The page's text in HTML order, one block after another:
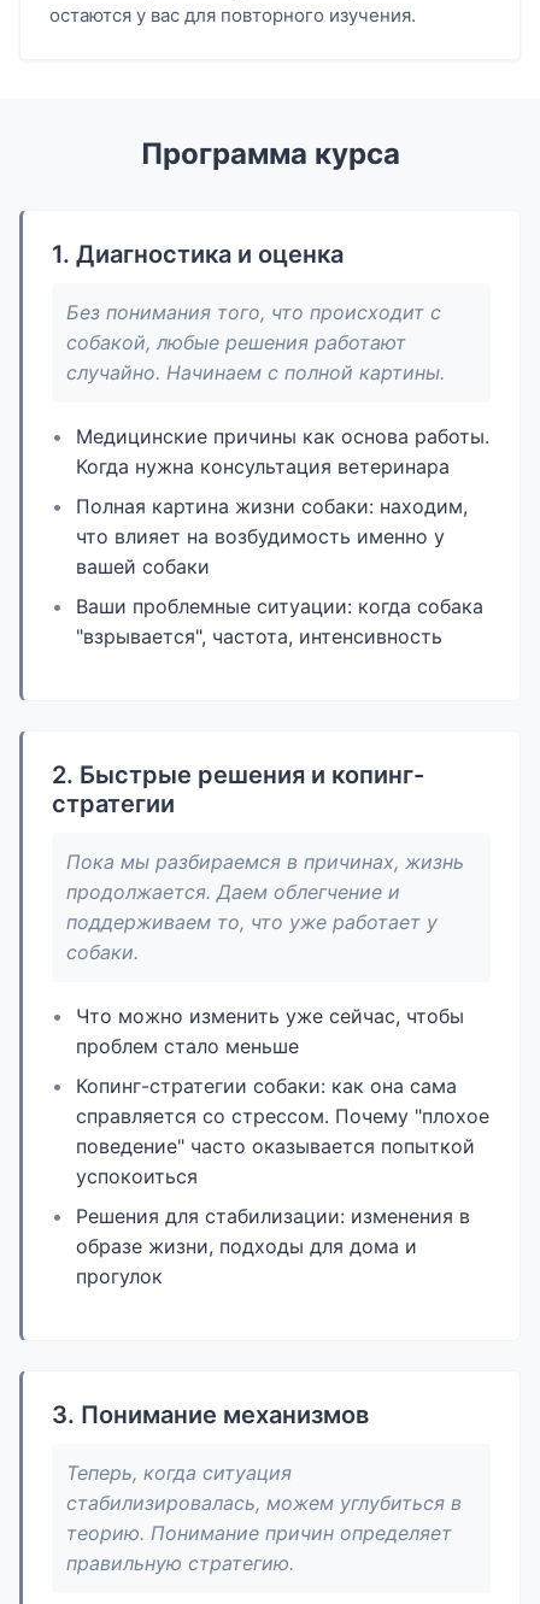
остаются у вас для повторного изучения.
Программа курса
1. Диагностика и оценка
Без понимания того, что происходит с
собакой, любые решения работают
случайно. Начинаем с полной картины.
Медицинские причины как основа работы.
Когда нужна консультация ветеринара
Полная картина жизни собаки: находим,
что влияет на возбудимость именно у
вашей собаки
Ваши проблемные ситуации: когда собака
"взрывается", частота, интенсивность
2. Быстрые решения и копинг-
стратегии
Пока мы разбираемся в причинах, жизнь
продолжается. Даем облегчение и
поддерживаем то, что уже работает у
собаки.
Что можно изменить уже сейчас, чтобы
проблем стало меньше
Копинг-стратегии собаки: как она сама
справляется со стрессом. Почему "плохое
поведение" часто оказывается попыткой
успокоиться
Решения для стабилизации: изменения в
образе жизни, подходы для дома и
прогулок
3. Понимание механизмов
Теперь, когда ситуация
стабилизировалась, можем углубиться в
теорию. Понимание причин определяет
правильную стратегию.